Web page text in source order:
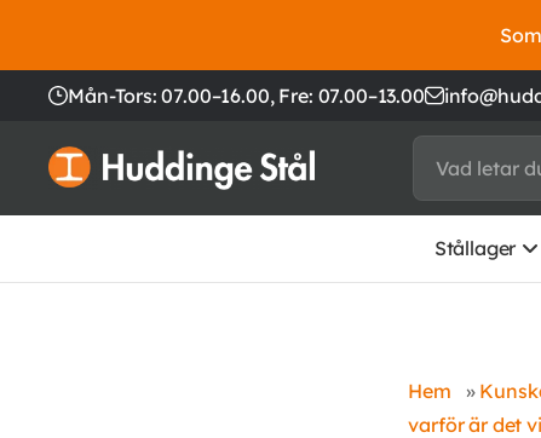
Mån-Tors: 07.00–16.00, Fre: 07.00–13.00
Stållager
Hem »
varför är det